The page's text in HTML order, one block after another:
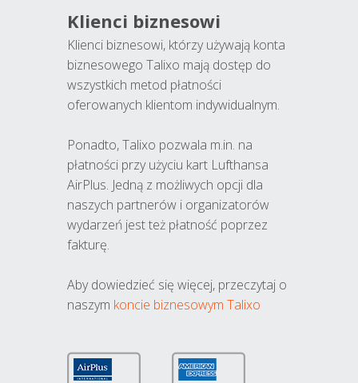
Klienci biznesowi
Klienci biznesowi, którzy używają konta
biznesowego Talixo mają dostęp do
wszystkich metod płatności
oferowanych klientom indywidualnym.
Ponadto, Talixo pozwala m.in. na
płatności przy użyciu kart Lufthansa
AirPlus. Jedną z możliwych opcji dla
naszych partnerów i organizatorów
wydarzeń jest też płatność poprzez
fakturę.
Aby dowiedzieć się więcej, przeczytaj o
naszym koncie biznesowym Talixo